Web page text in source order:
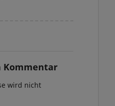
Kommentar
wird nicht